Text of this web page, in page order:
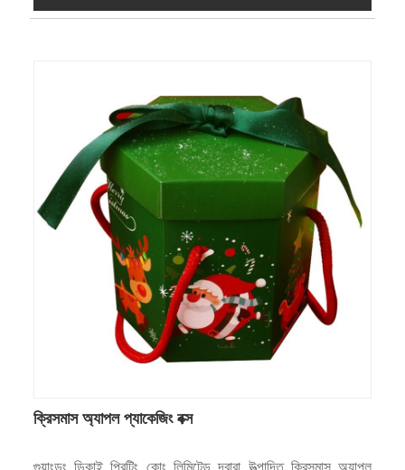
ক্রিসমাস অ্যাপল প্যাকেজিং বক্স
গুয়াংডং ডিকাই প্রিন্টিং কোং লিমিটেড দ্বারা উত্পাদিত ক্রিসমাস অ্যাপল